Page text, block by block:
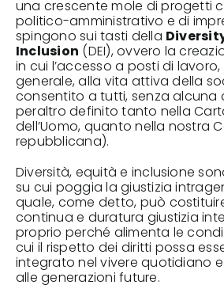
una crescente mole di progetti
politico-amministrativo e di
spingono sui tasti della
Inclusion (DEI), ovvero la
in cui l’accesso a posti di
generale, alla vita attiva della
consentito a tutti, senza alcuna
peraltro definito tanto nella
dell’Uomo, quanto nella nostra
repubblicana).
Diversità, equità e inclusione
su cui poggia la giustizia
quale, come detto, può
continua e duratura giustizia
proprio perché alimenta le
cui il rispetto dei diritti possa
integrato nel vivere quotidiano
alle generazioni future.